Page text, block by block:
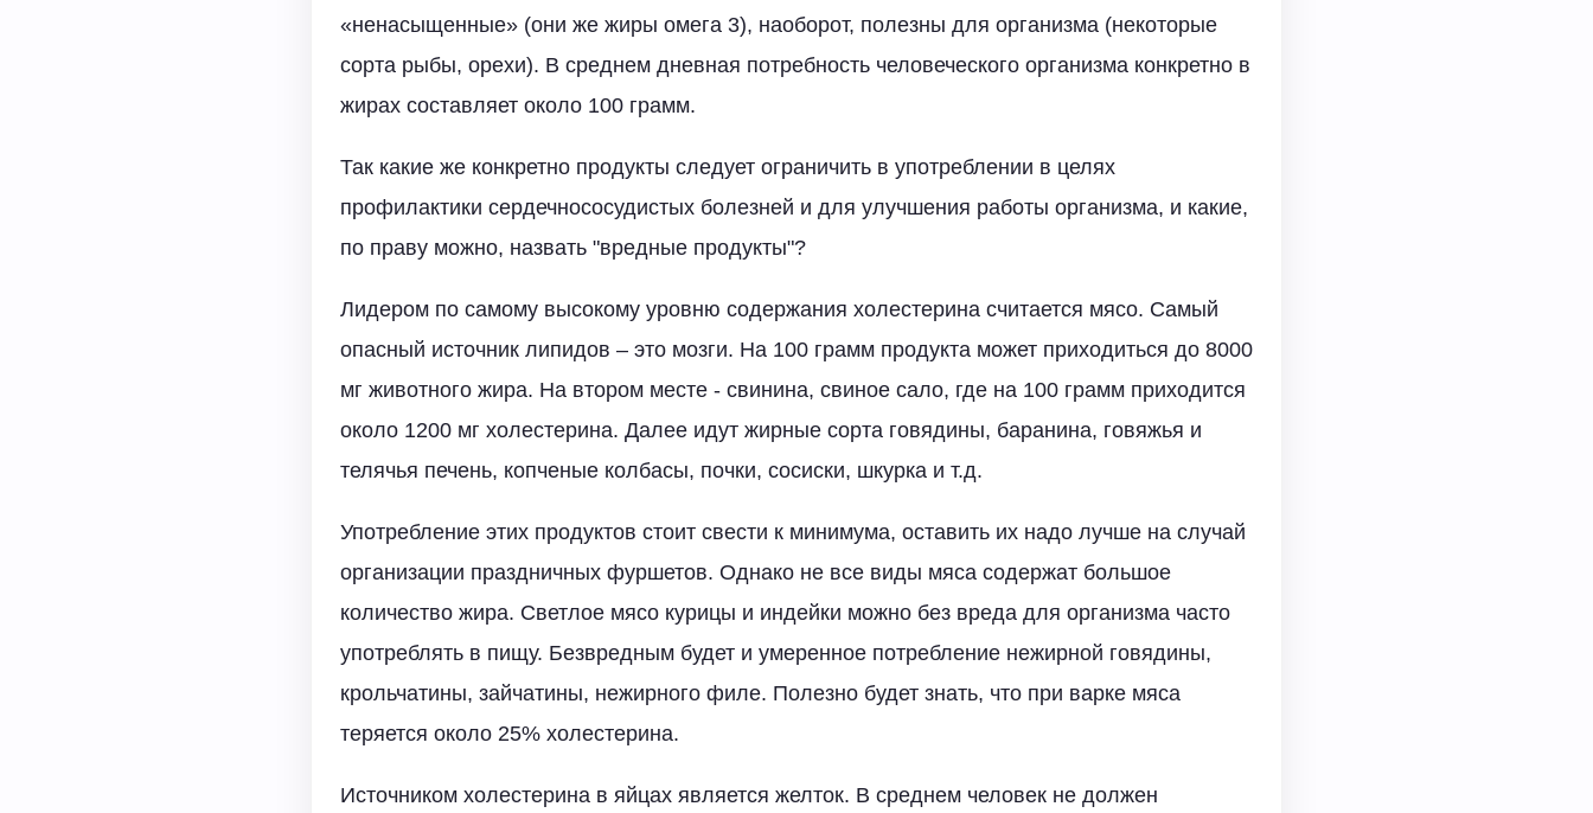
«ненасыщенные» (они же жиры омега 3), наоборот, полезны для организма (некоторые
сорта рыбы, орехи). В среднем дневная потребность человеческого организма конкретно в
жирах составляет около 100 грамм.
Так какие же конкретно продукты следует ограничить в употреблении в целях
профилактики сердечнососудистых болезней и для улучшения работы организма, и какие,
по праву можно, назвать "вредные продукты"?
Лидером по самому высокому уровню содержания холестерина считается мясо. Самый
опасный источник липидов – это мозги. На 100 грамм продукта может приходиться до 8000
мг животного жира. На втором месте - свинина, свиное сало, где на 100 грамм приходится
около 1200 мг холестерина. Далее идут жирные сорта говядины, баранина, говяжья и
телячья печень, копченые колбасы, почки, сосиски, шкурка и т.д.
Употребление этих продуктов стоит свести к минимума, оставить их надо лучше на случай
организации праздничных фуршетов. Однако не все виды мяса содержат большое
количество жира. Светлое мясо курицы и индейки можно без вреда для организма часто
употреблять в пищу. Безвредным будет и умеренное потребление нежирной говядины,
крольчатины, зайчатины, нежирного филе. Полезно будет знать, что при варке мяса
теряется около 25% холестерина.
Источником холестерина в яйцах является желток. В среднем человек не должен